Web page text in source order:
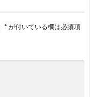
*が付いている欄は必須項